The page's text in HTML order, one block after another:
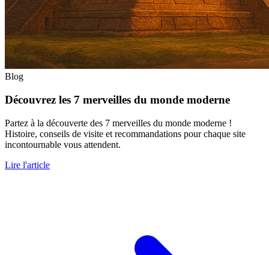
Blog
Découvrez les 7 merveilles du monde moderne
Partez à la découverte des 7 merveilles du monde moderne !
Histoire, conseils de visite et recommandations pour chaque site
incontournable vous attendent.
Lire l'article